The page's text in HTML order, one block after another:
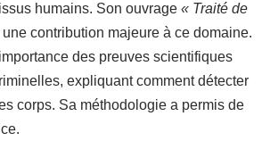
humains. Son ouvrage « Traité de
une contribution majeure à ce domaine.
des preuves scientifiques
expliquant comment détecter
corps. Sa méthodologie a permis de